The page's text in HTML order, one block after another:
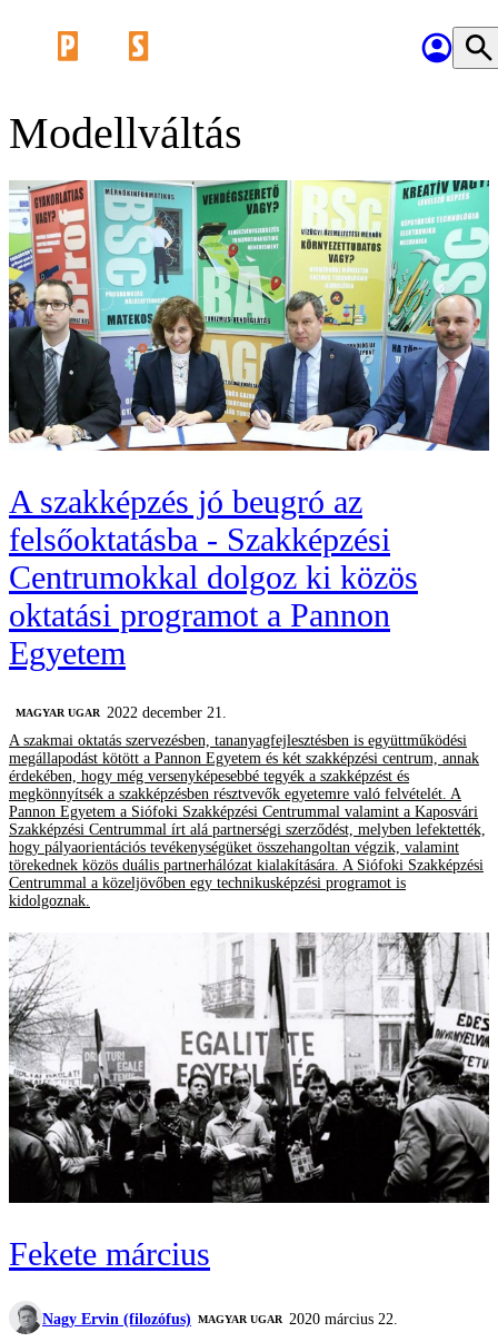
Modellváltás
A szakképzés jó beugró az
felsőoktatásba - Szakképzési
Centrumokkal dolgoz ki közös
oktatási programot a Pannon
Egyetem
MAGYAR UGAR
2022 december 21.
A szakmai oktatás szervezésben, tananyagfejlesztésben is együttműködési
megállapodást kötött a Pannon Egyetem és két szakképzési centrum, annak
érdekében, hogy még versenyképesebbé tegyék a szakképzést és
megkönnyítsék a szakképzésben résztvevők egyetemre való felvételét. A
Pannon Egyetem a Siófoki Szakképzési Centrummal valamint a Kaposvári
Szakképzési Centrummal írt alá partnerségi szerződést, melyben lefektették,
hogy pályaorientációs tevékenységüket összehangoltan végzik, valamint
törekednek közös duális partnerhálózat kialakítására. A Siófoki Szakképzési
Centrummal a közeljövőben egy technikusképzési programot is
kidolgoznak.
Fekete március
Nagy Ervin (filozófus) MAGYAR UGAR
2020 március 22.